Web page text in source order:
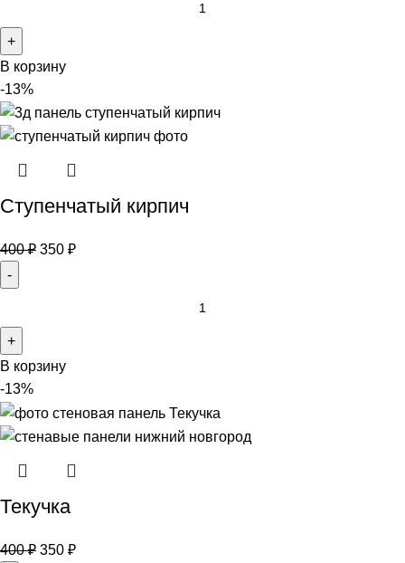
В корзину
-13%
Ступенчатый кирпич
400₽ 350 ₽
В корзину
-13%
Текучка
400₽ 350 ₽